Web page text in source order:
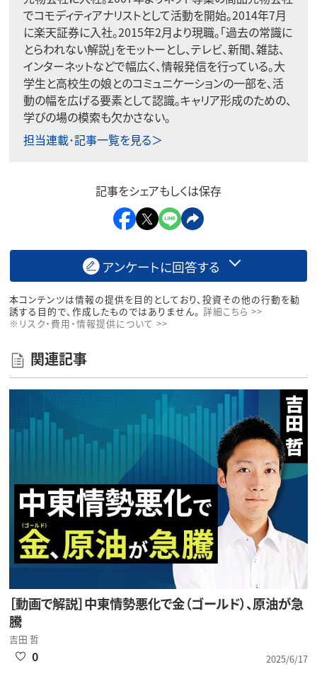
でコモディティアナリストとして活動を開始。2014年7月
に楽天証券に入社。2015年2月より現職。「過去の常識に
とらわれない解説」をモットーとし、テレビ、新聞、雑誌、
インターネットなどで幅広く、情報発信を行っている。大
学生と高校生の娘とのコミュニケーションの一部を、活
動の幅を広げる要素として認識。キャリア形成のための、
学びの場の模索も欠かさない。
担当連載･記事一覧を見る＞
記事をシェアもしくは保存
アンケートに回答する
本コンテンツは情報の提供を目的としており、投資その他の行動を勧
誘する目的で、作成したものではありません。 詳細こちら >>
※リスク・費用・情報提供について >>
関連記事
［動画で解説］中東情勢悪化で金（ゴールド）、原油が急
騰
吉田 哲
2025/6/17
0